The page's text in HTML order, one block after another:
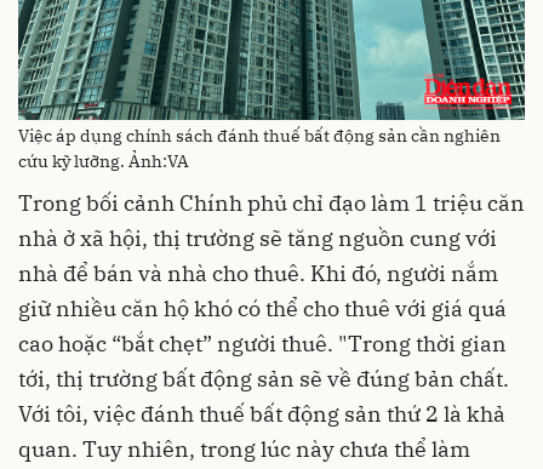
Việc áp dụng chính sách đánh thuế bất động sản cần nghiên
cứu kỹ lưỡng. Ảnh:VA
Trong bối cảnh Chính phủ chỉ đạo làm 1 triệu căn
nhà ở xã hội, thị trường sẽ tăng nguồn cung với
nhà để bán và nhà cho thuê. Khi đó, người nắm
giữ nhiều căn hộ khó có thể cho thuê với giá quá
cao hoặc “bắt chẹt” người thuê. "Trong thời gian
tới, thị trường bất động sản sẽ về đúng bản chất.
Với tôi, việc đánh thuế bất động sản thứ 2 là khả
quan. Tuy nhiên, trong lúc này chưa thể làm